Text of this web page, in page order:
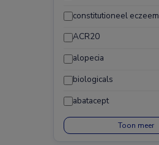
constitutioneel eczeem
ACR20
alopecia
biologicals
abatacept
Toon meer